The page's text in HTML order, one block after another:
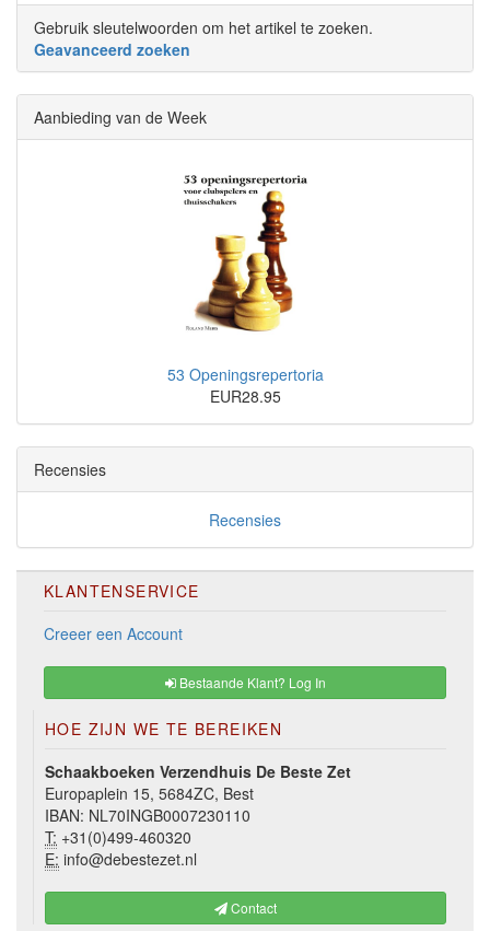
Gebruik sleutelwoorden om het artikel te zoeken.
Geavanceerd zoeken
Aanbieding van de Week
53 Openingsrepertoria
EUR28.95
Recensies
Recensies
KLANTENSERVICE
Creeer een Account
Bestaande Klant? Log In
HOE ZIJN WE TE BEREIKEN
Schaakboeken Verzendhuis De Beste Zet
Europaplein 15, 5684ZC, Best
IBAN: NL70INGB0007230110
T: +31(0)499-460320
E: info@debestezet.nl
Contact